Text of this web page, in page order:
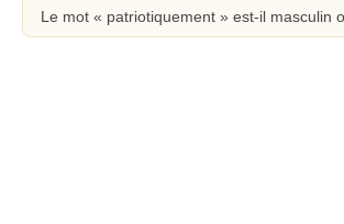
Le mot « patriotiquement » est-il masculin